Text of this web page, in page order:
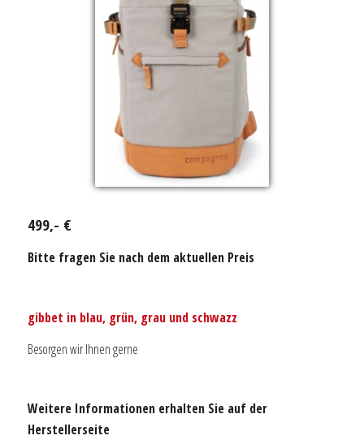
499,- €
Bitte fragen Sie nach dem aktuellen Preis
gibbet in blau, grün, grau und schwazz
Besorgen wir Ihnen gerne
Weitere Informationen erhalten Sie auf der
Herstellerseite